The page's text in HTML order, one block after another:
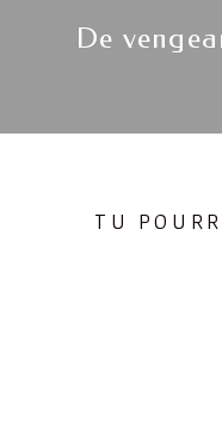
De
TU